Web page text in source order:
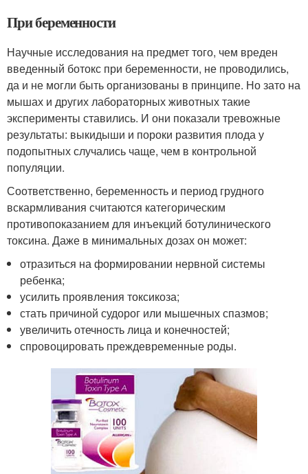
При беременности
Научные исследования на предмет того, чем вреден
введенный ботокс при беременности, не проводились,
да и не могли быть организованы в принципе. Но зато на
мышах и других лабораторных животных такие
эксперименты ставились. И они показали тревожные
результаты: выкидыши и пороки развития плода у
подопытных случались чаще, чем в контрольной
популяции.
Соответственно, беременность и период грудного
вскармливания считаются категорическим
противопоказанием для инъекций ботулинического
токсина. Даже в минимальных дозах он может:
отразиться на формировании нервной системы
ребенка;
усилить проявления токсикоза;
стать причиной судорог или мышечных спазмов;
увеличить отечность лица и конечностей;
спровоцировать преждевременные роды.